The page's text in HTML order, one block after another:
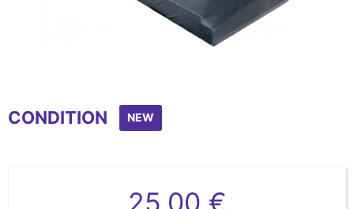
CONDITION NEW
25,00 €